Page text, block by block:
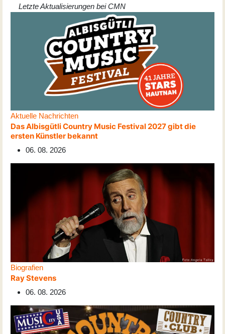
Letzte Aktualisierungen bei CMN
Aktuelle Nachrichten
Das Albisgütli Country Music Festival 2027 gibt die
ersten Künstler bekannt
06. 08. 2026
Biografien
Ray Stevens
06. 08. 2026